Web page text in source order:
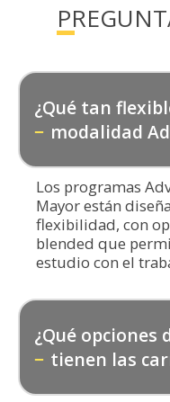
¿Qué tan
modalidad
Los programas
Mayor están
flexibilidad, con
blended que
estudio con el
¿Qué
tienen las